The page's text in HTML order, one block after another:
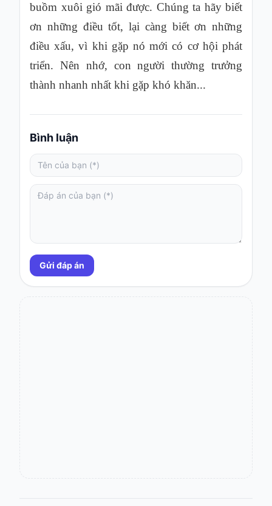
buồm xuôi gió mãi được. Chúng ta hãy biết
ơn những điều tốt, lại càng biết ơn những
điều xấu, vì khi gặp nó mới có cơ hội phát
triển. Nên nhớ, con người thường trưởng
thành nhanh nhất khi gặp khó khăn...
Bình luận
Gửi đáp án